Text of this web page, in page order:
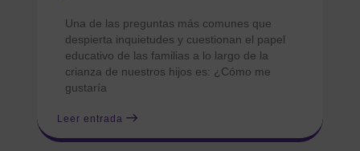
Una de las preguntas más comunes que
despierta inquietudes y cuestionan el papel
educativo de las familias a lo largo de la
crianza de nuestros hijos es: ¿Cómo me
gustaría
Leer entrada